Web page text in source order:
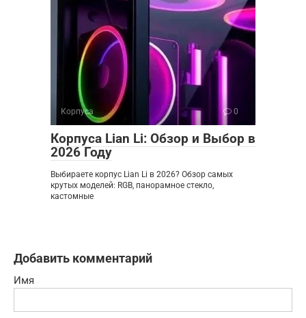
Корпуса 0
Корпуса Lian Li: Обзор и Выбор в
2026 Году
Выбираете корпус Lian Li в 2026? Обзор самых
крутых моделей: RGB, панорамное стекло,
кастомные
Добавить комментарий
Имя